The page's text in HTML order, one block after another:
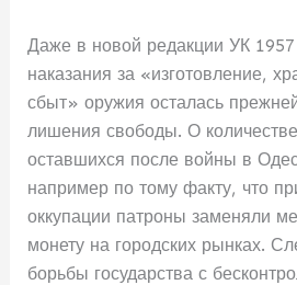
Даже в новой редакции УК
наказания за «изготовление,
сбыт» оружия осталась
лишения свободы. О
оставшихся после войны в
например по тому факту, что
оккупации патроны заменяли
монету на городских рынках.
борьбы государства с